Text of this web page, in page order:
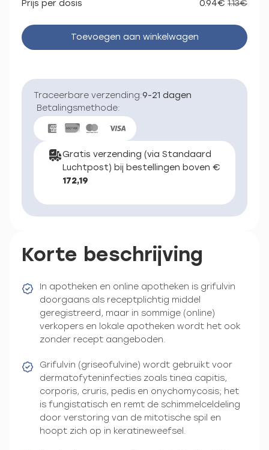
Prijs per dosis 0.94€ 1.13€
Toevoegen aan winkelwagen
Traceerbare verzending:9-21 dagen
Betalingsmethode:
Gratis verzending (via Standaard
Luchtpost) bij bestellingen boven €
172,19
Korte beschrijving
In apotheken en online apotheken is grifulvin
doorgaans als receptplichtig middel
geregistreerd, maar in sommige (online)
verkopers en lokale apotheken wordt het ook
zonder recept aangeboden.
Grifulvin (griseofulvine) wordt gebruikt voor
dermatofyteninfecties zoals tinea capitis,
corporis, cruris, pedis en onychomycosis; het
is fungistatisch en remt de schimmelceldeling
door verstoring van de mitotische spil en
hoopt zich op in keratineweefsel.